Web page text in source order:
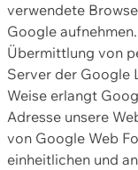
verwendete
Google
Übermittlung von
Server der Google
Weise erlangt
Adresse unsere
von Google Web
einheitlichen und